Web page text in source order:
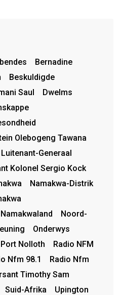
Bernadine
Beskuldigde
Saul
Dwelms
Olebogeng Tawana
Luitenant-Generaal
Kolonel Sergio Kock
Namakwa-Distrik
Namakwaland
Noord-
Onderwys
Port Nolloth
Radio NFM
Nfm 98.1
Radio Nfm
Timothy Sam
Suid-Afrika
Upington